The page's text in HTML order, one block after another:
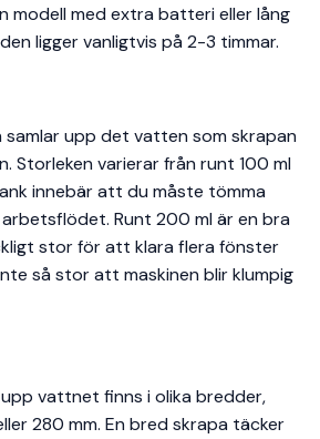
modell med extra batteri eller lång
ligger vanligtvis på 2-3 timmar.
upp det vatten som skrapan
Storleken varierar från runt 100 ml
innebär att du måste tömma
Runt 200 ml är en bra
stor för att klara flera fönster
så stor att maskinen blir klumpig
vattnet finns i olika bredder,
280 mm. En bred skrapa täcker